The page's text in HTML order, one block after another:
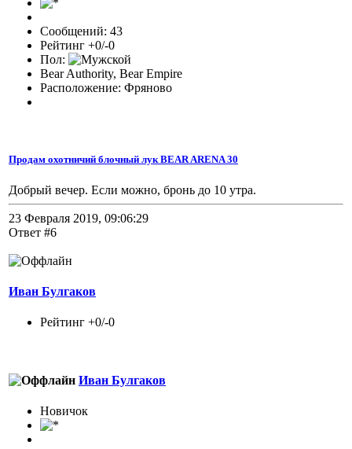
Сообщений: 43
Рейтинг +0/-0
Пол:
Bear Authority, Bear Empire
Расположение: Фряново
Продам охотничий блочный лук BEAR ARENA 30
Добрый вечер. Если можно, бронь до 10 утра.
23 Февраля 2019, 09:06:29
Ответ #6
Иван Булгаков
Рейтинг +0/-0
Иван Булгаков
Новичок